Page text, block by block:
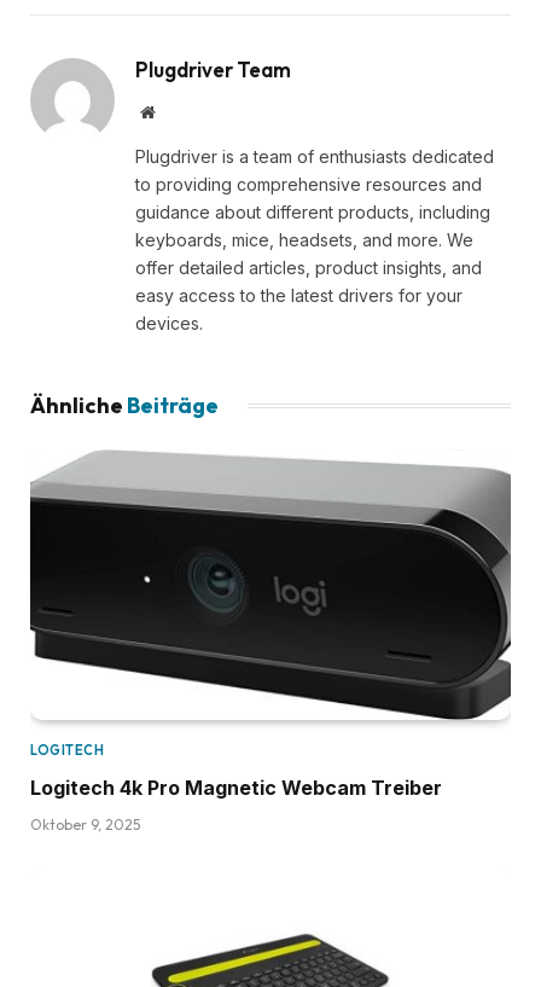
Plugdriver Team
Website
Plugdriver is a team of enthusiasts dedicated
to providing comprehensive resources and
guidance about different products, including
keyboards, mice, headsets, and more. We
offer detailed articles, product insights, and
easy access to the latest drivers for your
devices.
Ähnliche Beiträge
LOGITECH
Logitech 4k Pro Magnetic Webcam Treiber
Oktober 9, 2025